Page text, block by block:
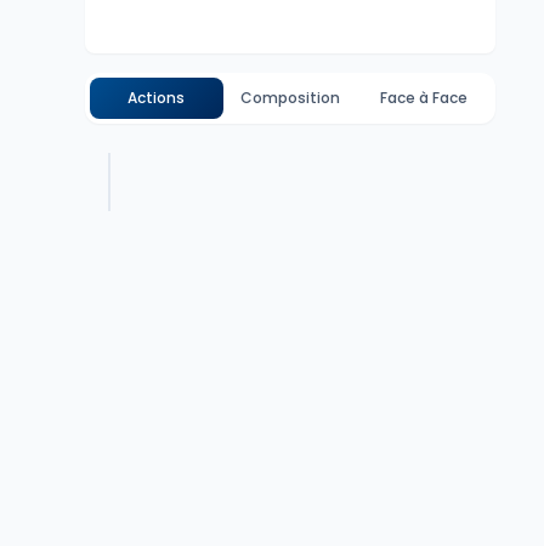
Actions Composition Face à Face